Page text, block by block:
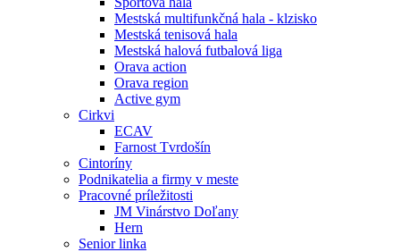
Mestská multifunkčná hala - klzisko
Mestská tenisová hala
Mestská halová futbalová liga
Orava action
Orava region
Active gym
Cirkvi
ECAV
Farnost Tvrdošín
Cintoríny
Podnikatelia a firmy v meste
Pracovné príležitosti
JM Vinárstvo Doľany
Hern
Senior linka